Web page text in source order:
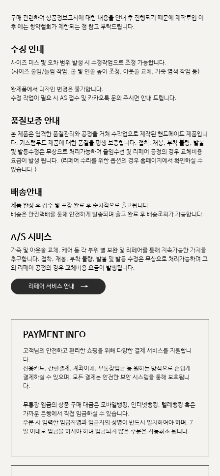
구매 관련하여 상품정보고시에 대한 내용을 안내 후 진행되기 때문에 제작투입 이
후 에는 청약철회가 제한되는 점 참고 부탁드립니다.
수정 안내
사이즈 미스 및 오차 범위 발생 시 수정작업으로 조정 가능합니다.
(사이즈 줄임/늘림 작업, 굽 및 인솔 높이 조정, 아웃솔 교체, 가죽 염색 작업 등)
완제품에서 디자인 변경은 불가합니다.
수정 작업이 필요 시 AS 접수 및 카카오톡 문의 주시면 안내 드립니다.
품질보증 안내
본 제품은 엄격한 품질관리와 공정을 거쳐 수작업으로 제작된 핸드메이드 제품입니
다. 커스텀무드 제품에 대한 품질을 평생 보증합니다. 접착, 재봉, 부착 불량, 발볼
및 발등수정은 무상으로 처리가능하며 줄임수선 및 리페어 공정의 경우 교체비용
요금이 발생 됩니다. (리페어 수리를 위한 옵션의 경우 홈페이지에서 확인하실 수
있습니다.)
배송안내
제품 완성 후 검수 및 포장 완료 후 순차적으로 출고됩니다.
배송은 한진택배를 통해 안전하게 발송되며 출고 완료 후 배송조회가 가능합니다.
A/S 서비스
가죽 및 아웃솔 교체, 케어 등 각 부위 별 보완 및 리페어를 통해 지속가능한 가치를
추구합니다. 접착, 재봉, 부착 불량, 발볼 및 발등 수정은 무상으로 처리가능하며 그
외 리페어 공정의 경우 교체비용 요금이 발생됩니다.
리페어 서비스 안내 →
PAYMENT INFO
고객님의 안전하고 편리한 쇼핑을 위해 다양한 결제 서비스를 지원합니
다.
신용카드, 간편결제, 계좌이체, 무통장입금 등 원하는 방식으로 손쉽게
결제하실 수 있으며, 모든 결제는 안전한 보안 시스템을 통해 보호됩니
다.
무통장 입금의 상품 구매 대금은 모바일뱅킹, 인터넷뱅킹, 텔레뱅킹 혹은
가까운 은행에서 직접 입금하실 수 있습니다.
주문 시 입력한 입금자명과 입금자의 성명이 반드시 일치하여야 하며, 7
일 이내로 입금을 하셔야 하며 입금되지 않은 주문은 자동취소 됩니다.